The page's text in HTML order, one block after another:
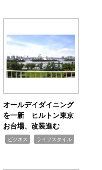
オールデイダイニング
を一新 ヒルトン東京
お台場、改装進む
ビジネス ライフスタイル